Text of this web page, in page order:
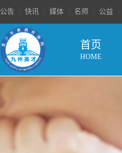
公告 快讯 媒体 名师 公益
首页
HOME